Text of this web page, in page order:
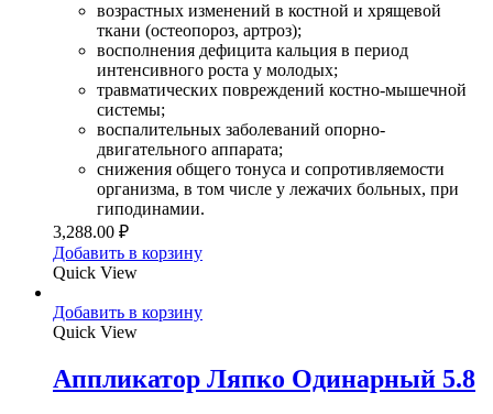
возрастных изменений в костной и хрящевой
ткани (остеопороз, артроз);
восполнения дефицита кальция в период
интенсивного роста у молодых;
травматических повреждений костно-мышечной
системы;
воспалительных заболеваний опорно-
двигательного аппарата;
снижения общего тонуса и сопротивляемости
организма, в том числе у лежачих больных, при
гиподинамии.
3,288.00 ₽
Добавить в корзину
Quick View
Добавить в корзину
Quick View
Аппликатор Ляпко Одинарный 5.8